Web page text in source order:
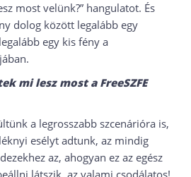
most velünk?” hangulatot. És
dolog között legalább egy
egy kis fény a
mi lesz most a FreeSZFE
a legrosszabb szcenárióra is,
esélyt adtunk, az mindig
az, ahogyan ez az egész